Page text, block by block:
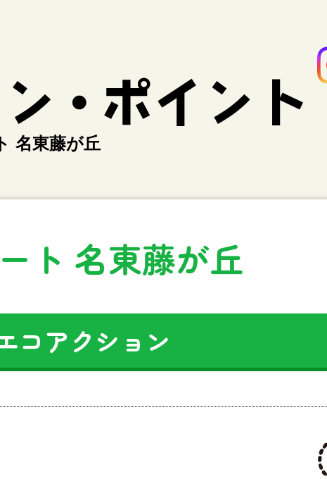
名東藤が丘
ト 名東藤が丘
コアクション